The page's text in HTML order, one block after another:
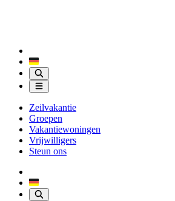
Zeilvakantie
Groepen
Vakantiewoningen
Vrijwilligers
Steun ons